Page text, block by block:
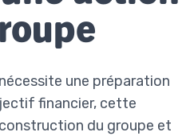
une préparation
financier, cette
du groupe et